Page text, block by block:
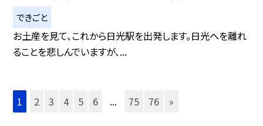
できごと
お土産を見て、これから日光駅を出発します。日光へを離れ
ることを悲しんでいますが、...
1 2 3 4 5 6 ... 75 76 »